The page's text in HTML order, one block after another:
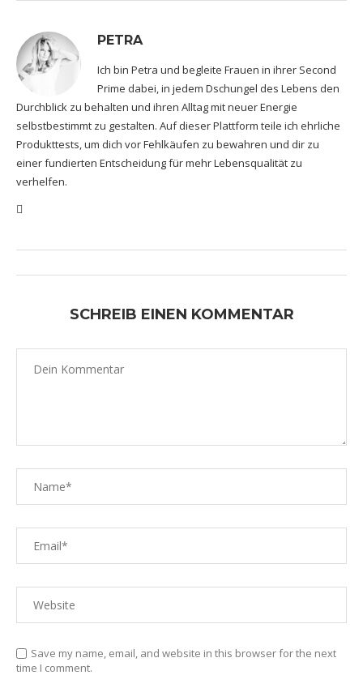
PETRA
Ich bin Petra und begleite Frauen in ihrer Second
Prime dabei, in jedem Dschungel des Lebens den
Durchblick zu behalten und ihren Alltag mit neuer Energie
selbstbestimmt zu gestalten. Auf dieser Plattform teile ich ehrliche
Produkttests, um dich vor Fehlkäufen zu bewahren und dir zu
einer fundierten Entscheidung für mehr Lebensqualität zu
verhelfen.
SCHREIB EINEN KOMMENTAR
Save my name, email, and website in this browser for the next
time I comment.